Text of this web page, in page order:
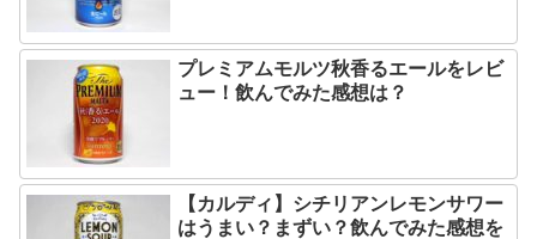
プレミアムモルツ秋香るエールをレビ
ュー！飲んでみた感想は？
【カルディ】シチリアンレモンサワー
はうまい？まずい？飲んでみた感想を